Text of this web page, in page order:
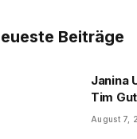
Beiträge
Janina
Tim
Sohn
August 7,